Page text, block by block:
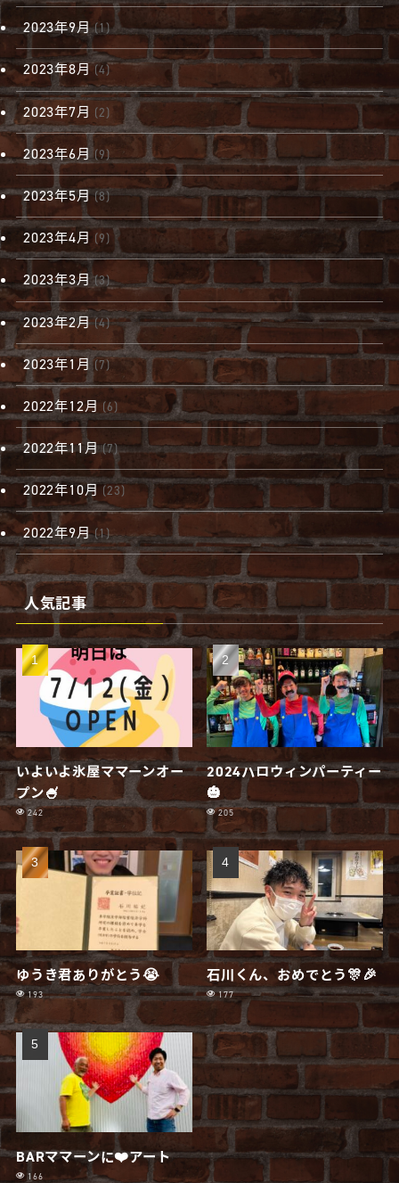
2023年9月(1)
2023年8月 (4)
2023年7月 (2)
2023年6月 (9)
2023年5月(8)
2023年4月 (9)
2023年3月 (3)
2023年2月(4)
2023年1月 (7)
2022年12月(6)
2022年11月(7)
2022年10月 (23)
2022年9月(1)
人気記事
いよいよ氷屋ママーンオー
プン🍧
242
2024ハロウィンパーティー
🎃
205
ゆうき君ありがとう😭
193
石川くん、おめでとう🎊🎉
177
BARママーンに❤️アート
166